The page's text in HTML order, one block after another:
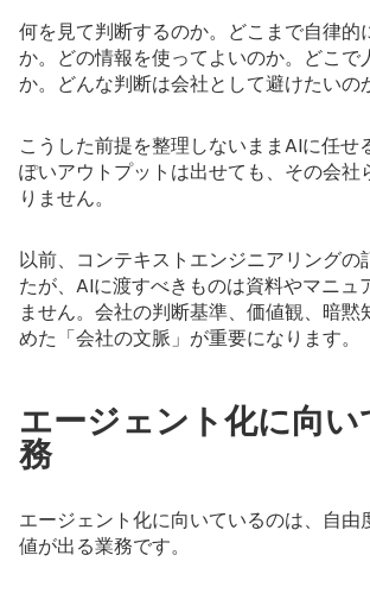
何を見て判断するのか。どこまで自律的
か。どの情報を使ってよいのか。どこで
か。どんな判断は会社として避けたいの
こうした前提を整理しないままAIに任せ
ぽいアウトプットは出せても、その会社
りません。
以前、 コンテキストエンジニアリングの
たが、AIに渡すべきものは資料やマニュ
ません。会社の判断基準、価値観、暗黙
めた「会社の文脈」が重要になります。
エージェント化に向
務
エージェント化に向いているのは、自由
値が出る業務です。